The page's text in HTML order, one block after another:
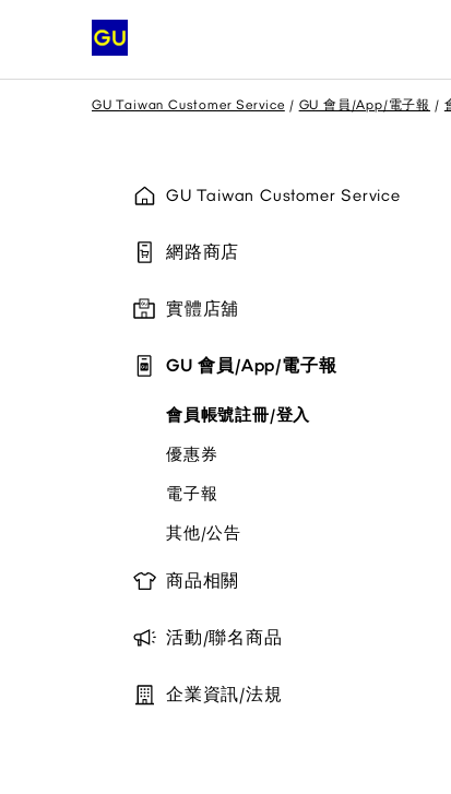
GU Taiwan Customer Service GU 會員/App/電子報
GU Taiwan Customer Service
網路商店
網路商店配送相關
網路商店退貨與換貨
其他/公告
實體店舖
實體店舖退貨與換貨
實體店舖取貨說明
其他/公告
GU 會員/App/電子報
會員帳號註冊/登入
優惠券
電子報
其他/公告
商品相關
商品庫存查詢
大宗採購服務
活動/聯名商品
聯名系列商品一覽
企業資訊/法規